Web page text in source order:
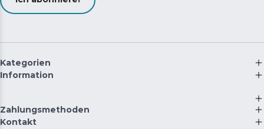
Kategorien
Information
Zahlungsmethoden
Kontakt